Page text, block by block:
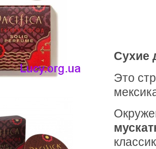
Сухие
Это